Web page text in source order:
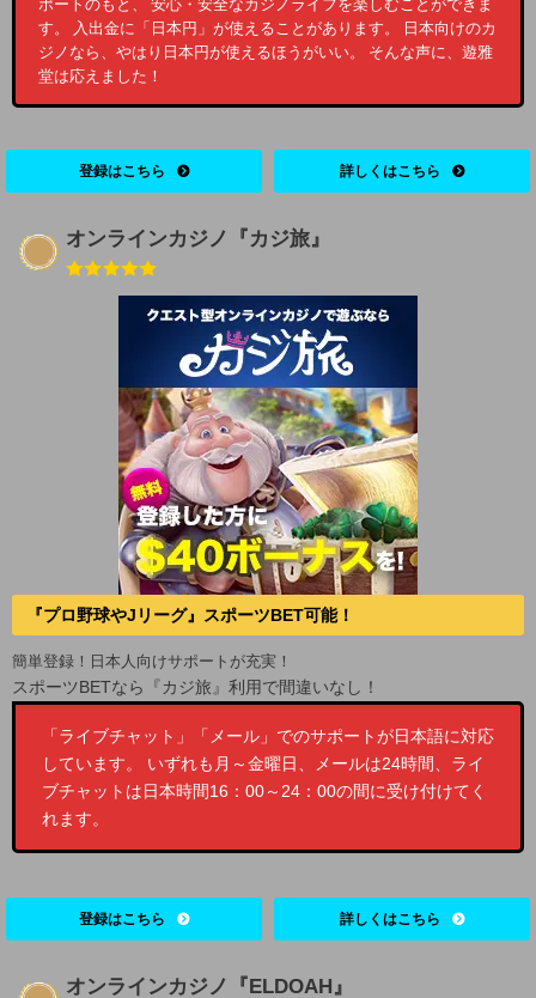
ポートのもと、 安心・安全なカジノライフを楽しむことができま
す。 入出金に「日本円」が使えることがあります。 日本向けのカ
ジノなら、やはり日本円が使えるほうがいい。 そんな声に、遊雅
堂は応えました！
登録はこちら 詳しくはこちら
オンラインカジノ『カジ旅』
『プロ野球やJリーグ』スポーツBET可能！
簡単登録！日本人向けサポートが充実！
スポーツBETなら『カジ旅』利用で間違いなし！
「ライブチャット」「メール」でのサポートが日本語に対応
しています。 いずれも月～金曜日、メールは24時間、ライ
ブチャットは日本時間16：00～24：00の間に受け付けてく
れます。
登録はこちら 詳しくはこちら
オンラインカジノ『ELDOAH』